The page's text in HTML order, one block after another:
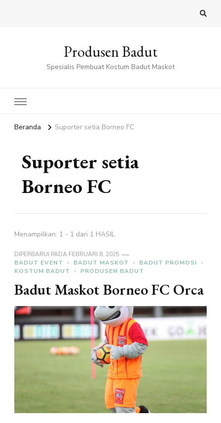
Produsen Badut
Spesialis Pembuat Kostum Badut Maskot
Beranda Suporter setia Borneo FC
Suporter setia
Borneo FC
Menampilkan: 1 - 1 dari 1 HASIL
DIPERBARUI PADA FEBRUARI 8, 2025
BADUT EVENT
BADUT MASKOT
BADUT PROMOSI
KOSTUM BADUT
PRODUSEN BADUT
Badut Maskot Borneo FC Orca